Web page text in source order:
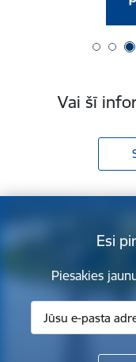
Vai šī
Esi
Piesakies